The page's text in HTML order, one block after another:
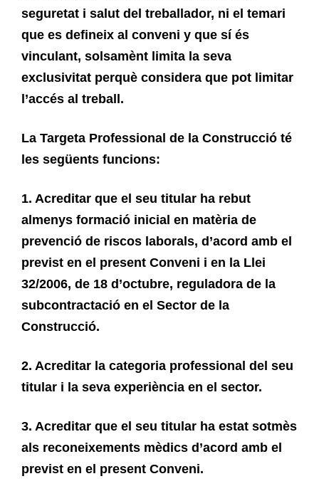
seguretat i salut del treballador, ni el temari
que es defineix al conveni y que sí és
vinculant, solsamènt limita la seva
exclusivitat perquè considera que pot limitar
l’accés al treball.
La Targeta Professional de la Construcció té
les següents funcions:
1. Acreditar que el seu titular ha rebut
almenys formació inicial en matèria de
prevenció de riscos laborals, d’acord amb el
previst en el present Conveni i en la Llei
32/2006, de 18 d’octubre, reguladora de la
subcontractació en el Sector de la
Construcció.
2. Acreditar la categoria professional del seu
titular i la seva experiència en el sector.
3. Acreditar que el seu titular ha estat sotmès
als reconeixements mèdics d’acord amb el
previst en el present Conveni.